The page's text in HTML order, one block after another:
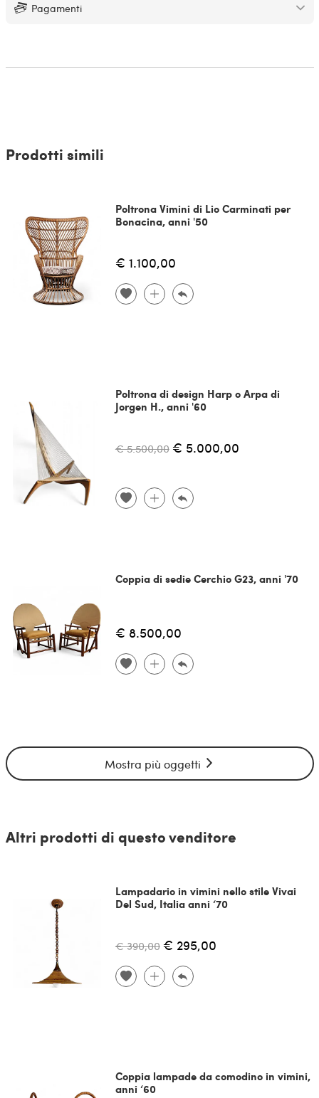
Pagamenti
Prodotti simili
Poltrona Vimini di Lio Carminati per
Bonacina, anni '50
€ 1.100,00
Poltrona di design Harp o Arpa di
Jorgen H., anni '60
€ 5.500,00 € 5.000,00
Coppia di sedie Cerchio G23, anni '70
€ 8.500,00
Mostra più oggetti
Altri prodotti di questo venditore
Lampadario in vimini nello stile Vivai
Del Sud, Italia anni ‘70
€ 390,00 € 295,00
Coppia lampade da comodino in vimini,
anni ‘60